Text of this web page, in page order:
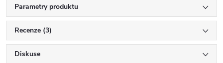
Parametry produktu
Recenze (3)
Diskuse